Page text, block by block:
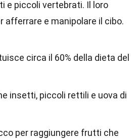
e piccoli vertebrati. Il loro
afferrare e manipolare il cibo.
circa il 60% della dieta del
insetti, piccoli rettili e uova di
per raggiungere frutti che